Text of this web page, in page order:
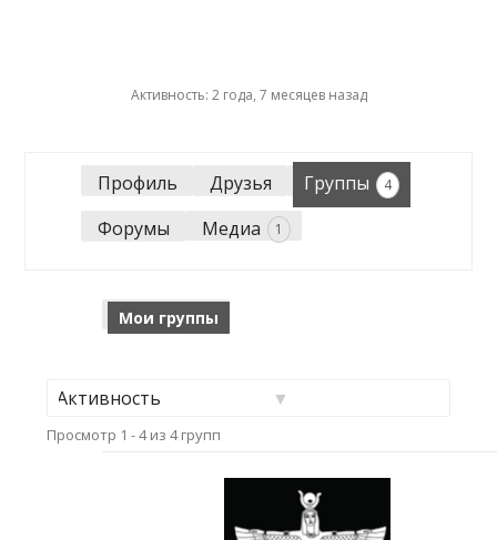
Активность: 2 года, 7 месяцев назад
Профиль Друзья Группы 4
Форумы Медиа 1
Мои группы
Просмотр 1 - 4 из 4 групп